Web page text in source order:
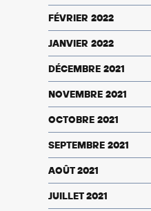
FÉVRIER 2022
JANVIER 2022
DÉCEMBRE 2021
NOVEMBRE 2021
OCTOBRE 2021
SEPTEMBRE 2021
AOÛT 2021
JUILLET 2021